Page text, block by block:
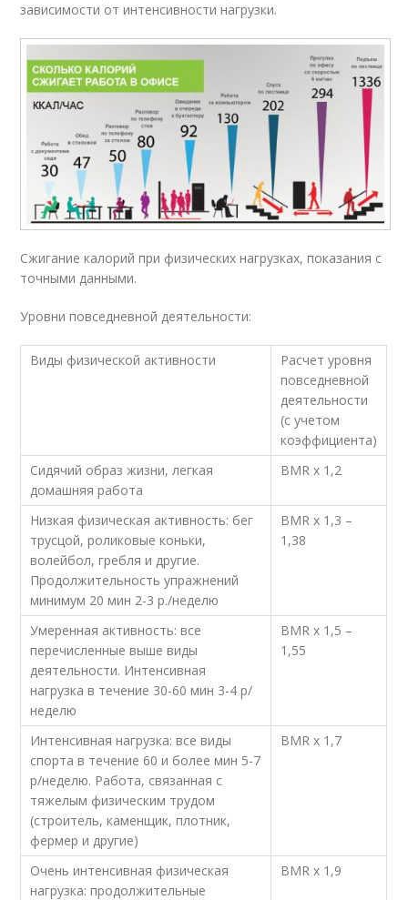
зависимости от интенсивности нагрузки.
Сжигание калорий при физических нагрузках, показания с
точными данными.
Уровни повседневной деятельности:
Виды физической активности
Расчет уровня
повседневной
деятельности
(с учетом
коэффициента)
Сидячий образ жизни, легкая
домашняя работа
BMR х 1,2
Низкая физическая активность: бег
трусцой, роликовые коньки,
волейбол, гребля и другие.
Продолжительность упражнений
минимум 20 мин 2-3 р./неделю
BMR х 1,3 –
1,38
Умеренная активность: все
перечисленные выше виды
деятельности. Интенсивная
нагрузка в течение 30-60 мин 3-4 р/
неделю
BMR х 1,5 –
1,55
Интенсивная нагрузка: все виды
спорта в течение 60 и более мин 5-7
р/неделю. Работа, связанная с
тяжелым физическим трудом
(строитель, каменщик, плотник,
фермер и другие)
BMR х 1,7
Очень интенсивная физическая
нагрузка: продолжительные
BMR х 1,9